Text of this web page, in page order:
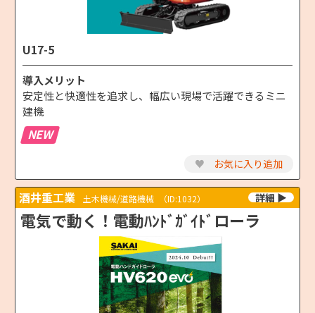
U17-5
導入メリット
安定性と快適性を追求し、幅広い現場で活躍できるミニ
建機
NEW
♥ お気に入り追加
酒井重工業 土木機械/道路機械 （ID:1032）
電気で動く！電動ﾊﾝﾄﾞｶﾞｲﾄﾞローラ